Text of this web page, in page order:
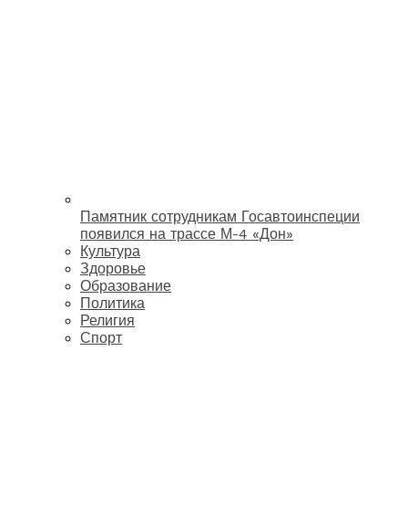
Памятник сотрудникам Госавтоинспеции
появился на трассе М-4 «Дон»
Культура
Здоровье
Образование
Политика
Религия
Спорт